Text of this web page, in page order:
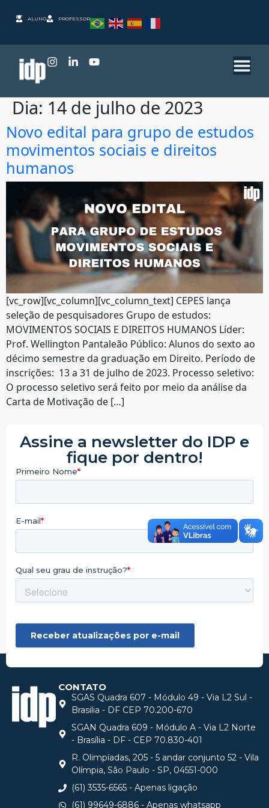
ALUNO PROFESSOR
Dia: 14 de julho de 2023
Novo edital para grupo de estudos
movimentos sociais e direitos
humanos
[vc_row][vc_column][vc_column_text] CEPES lança
seleção de pesquisadores Grupo de estudos:
MOVIMENTOS SOCIAIS E DIREITOS HUMANOS Líder:
Prof. Wellington Pantaleão Público: Alunos do sexto ao
décimo semestre da graduação em Direito. Período de
inscrições: 13 a 31 de julho de 2023. Processo seletivo:
O processo seletivo será feito por meio da análise da
Carta de Motivação de […]
Assine a newsletter do IDP e
fique por dentro!
CONTATO
SGAS Quadra 607 - Módulo 49 - Via L2 Sul -
Brasilia - DF CEP 70.200-670
SGAN Quadra 609 - Módulo A - Via L2 Norte
- Brasília - DF - CEP 70.830-401
R. Olimpíadas, 205 - 5 andar conjunto 52 - Vila
Olímpia, São Paulo - SP, 04551-000
(61) 3535-6565 - Apenas ligação
(61) 99649-6886 - Apenas whatsapp